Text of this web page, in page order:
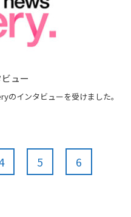
ュー
インタビューを受けました。
5 6